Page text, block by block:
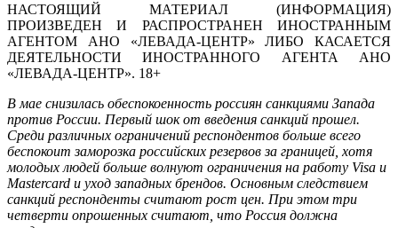
НАСТОЯЩИЙ МАТЕРИАЛ (ИНФОРМАЦИЯ)
ПРОИЗВЕДЕН И РАСПРОСТРАНЕН ИНОСТРАННЫМ
АГЕНТОМ АНО «ЛЕВАДА-ЦЕНТР» ЛИБО КАСАЕТСЯ
ДЕЯТЕЛЬНОСТИ ИНОСТРАННОГО АГЕНТА АНО
«ЛЕВАДА-ЦЕНТР». 18+
В мае снизилась обеспокоенность россиян санкциями Запада
против России. Первый шок от введения санкций прошел.
Среди различных ограничений респондентов больше всего
беспокоит заморозка российских резервов за границей, хотя
молодых людей больше волнуют ограничения на работу Visa и
Mastercard и уход западных брендов. Основным следствием
санкций респонденты считают рост цен. При этом три
четверти опрошенных считают, что Россия должна